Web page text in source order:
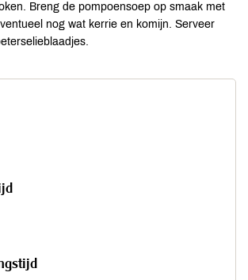
Breng de pompoensoep op smaak met
nog wat kerrie en komijn. Serveer